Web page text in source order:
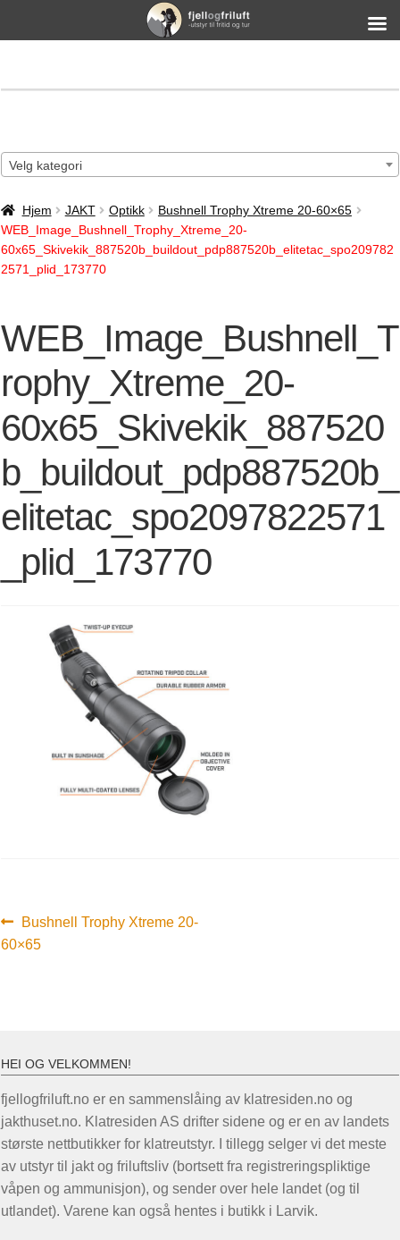
Velg kategori
Hjem JAKT Optikk
Bushnell Trophy Xtreme 20-60×65
WEB_Image_Bushnell_Trophy_Xtreme_20-
60x65_Skivekik_887520b_buildout_pdp887520b_elitetac_spo209782
2571_plid_173770
WEB_Image_Bushnell_T
rophy_Xtreme_20-
60x65_Skivekik_887520
b_buildout_pdp887520b_
elitetac_spo2097822571
_plid_173770
Innleggsnavigasjon
Forrige
innlegg:
Bushnell Trophy Xtreme 20-
60×65
HEI OG VELKOMMEN!
fjellogfriluft.no er en sammenslåing av klatresiden.no og
jakthuset.no. Klatresiden AS drifter sidene og er en av landets
største nettbutikker for klatreutstyr. I tillegg selger vi det meste
av utstyr til jakt og friluftsliv (bortsett fra registreringspliktige
våpen og ammunisjon), og sender over hele landet (og til
utlandet). Varene kan også hentes i butikk i Larvik.